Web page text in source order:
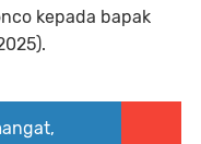
kepada bapak